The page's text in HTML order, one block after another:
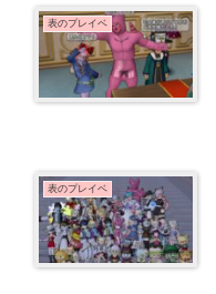
表のプレイベ
表のプレイベ